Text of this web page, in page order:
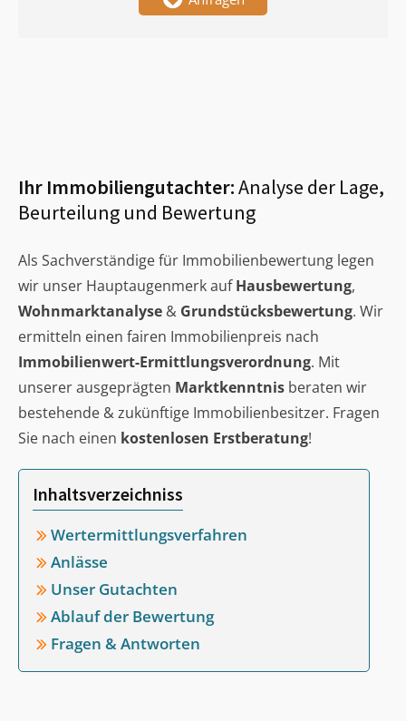
Ihr Immobiliengutachter:Analyse der Lage,
Beurteilung und Bewertung
Als Sachverständige für Immobilienbewertung legen
wir unser Hauptaugenmerk aufHausbewertung,
Wohnmarktanalyse & Grundstücksbewertung. Wir
ermitteln einen fairen Immobilienpreis nach
Immobilienwert-Ermittlungsverordnung. Mit
unserer ausgeprägten Marktkenntnis beraten wir
bestehende & zukünftige Immobilienbesitzer. Fragen
Sie nach einen kostenlosen Erstberatung!
Inhaltsverzeichniss
Wertermittlungsverfahren
Anlässe
Unser Gutachten
Ablauf der Bewertung
Fragen & Antworten